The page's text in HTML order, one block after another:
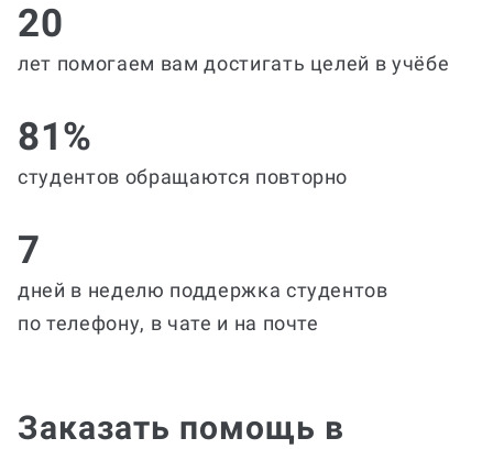
20
лет помогаем вам достигать целей в учёбе
81%
студентов обращаются повторно
7
дней в неделю поддержка студентов
по телефону, в чате и на почте
Заказать помощь в